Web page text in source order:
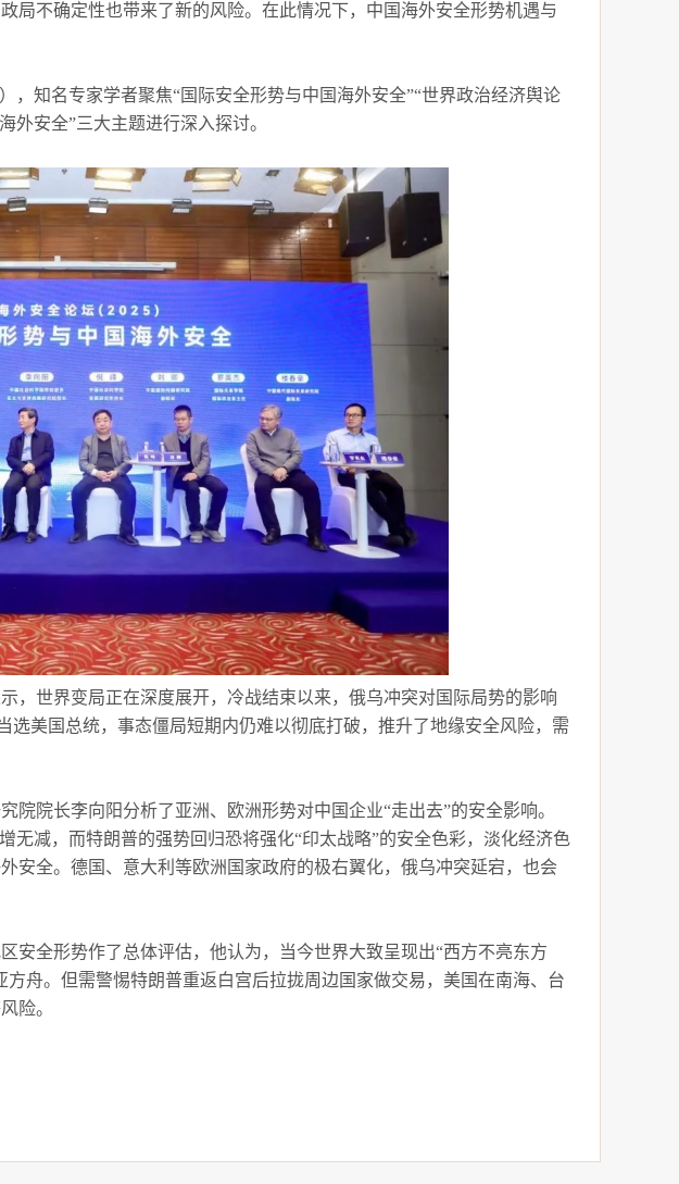
局不确定性也带来了新的风险。在此情况下，中国海外安全形势机遇与
，知名专家学者聚焦“国际安全形势与中国海外安全”“世界政治经济舆论
外安全”三大主题进行深入探讨。
，世界变局正在深度展开，冷战结束以来，俄乌冲突对国际局势的影响
选美国总统，事态僵局短期内仍难以彻底打破，推升了地缘安全风险，需
院院长李向阳分析了亚洲、欧洲形势对中国企业“走出去”的安全影响。
无减，而特朗普的强势回归恐将强化“印太战略”的安全色彩，淡化经济色
安全。德国、意大利等欧洲国家政府的极右翼化，俄乌冲突延宕，也会
安全形势作了总体评估，他认为，当今世界大致呈现出“西方不亮东方
舟。但需警惕特朗普重返白宫后拉拢周边国家做交易，美国在南海、台
险。